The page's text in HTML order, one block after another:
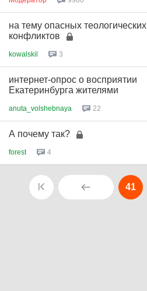
на тему опасных теологических
конфликтов
kowalskil 3
интернет-опрос о восприятии
Екатеринбурга жителями
anuta_volshebnaya 22
А почему так?
forest 4
41